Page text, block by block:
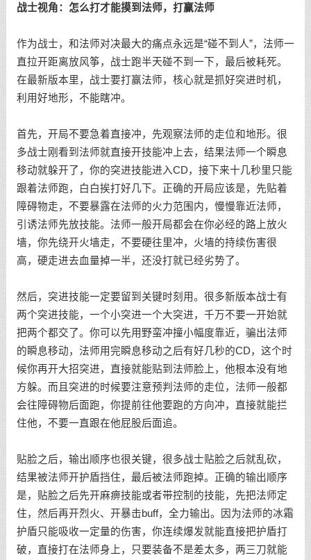
战士视角：怎么打才能摸到法师，打赢法师
作为战士，和法师对决最大的痛点永远是“碰不到人”，法师一
直拉开距离放风筝，战士跑半天碰不到一下，最后被耗死。
在最新版本里，战士要打赢法师，核心就是抓好突进时机，
利用好地形，不能瞎冲。
首先，开局不要急着直接冲，先观察法师的走位和地形。很
多战士刚看到法师就直接开技能冲上去，结果法师一个瞬息
移动就躲开了，你的突进技能进入CD，接下来十几秒里只能
跟着法师跑，白白挨打好几下。正确的开局应该是，先贴着
障碍物走，不要暴露在法师的火力范围内，慢慢靠近法师，
引诱法师先放技能。法师一般开局都会在你必经的路上放火
墙，你先绕开火墙走，不要硬往里冲，火墙的持续伤害很
高，硬走进去血量掉一半，还没打就已经劣势了。
然后，突进技能一定要留到关键时刻用。很多新版本战士有
两个突进技能，一个小突进一个大突进，千万不要一开始就
把两个都交了。你可以先用野蛮冲撞小幅度靠近，骗出法师
的瞬息移动，法师用完瞬息移动之后有好几秒的CD，这个时
候你再开大招突进，直接就能贴到法师脸上，他根本没有地
方躲。而且突进的时候要注意预判法师的走位，法师一般都
会往障碍物后面跑，你提前往他要跑的方向冲，直接就能拦
住他，不要一直跟在他屁股后面追。
贴脸之后，输出顺序也很关键，很多战士贴脸之后就乱砍，
结果被法师开护盾挡住，最后被法师跑掉。正确的输出顺序
是，贴脸之后先开麻痹技能或者带控制的技能，先把法师定
住，然后再开烈火、开暴击buff，全力输出。因为法师的冰霜
护盾只能吸收一定量的伤害，你连续爆发就能直接把护盾打
破，直接打在法师身上，只要装备不是差太多，两三刀就能